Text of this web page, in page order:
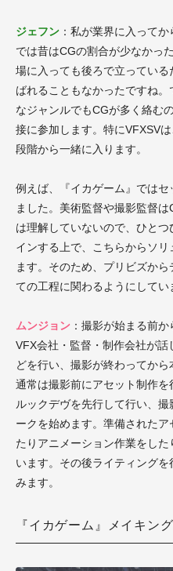
ジェフン ：私が業界に入って
では昔はCGの割合が少なかっ
場に入っても後ろで立ってい
ばれることもなかったですね
なジャンルでもCGが多く絡む
接に参加します。特にVFXSV
段階から一緒に入ります。
例えば、『イカゲーム』では
ました。美術監督や撮影監督
は理解していないので、ひと
インする上で、こちらからソ
ます。そのため、プリビズか
ての工程に関わるようにしてい
ムンジョン ：撮影が始まる前
VFX会社・監督・制作会社が
どを行い、撮影が終わってから
通常は撮影前にアセット制作を
ルックデヴを先行して行い、
ークを始めます。準備された
たりアニメーション作業をし
います。その後ライティング
みます。
『イカゲーム』メイキン